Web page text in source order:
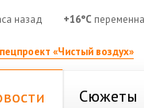
назад +16°C
«Чистый воздух»
Сюжеты